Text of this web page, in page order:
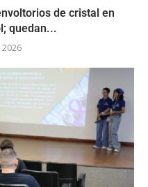
de cristal en
quedan...
2026